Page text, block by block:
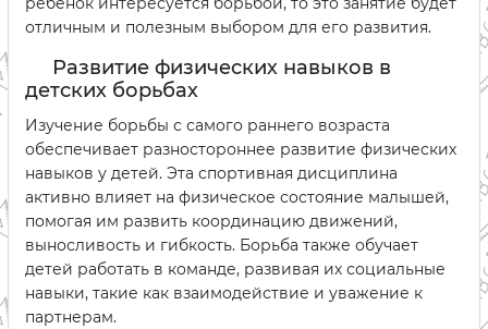
отличным и полезным выбором для его развития.
Развитие физических навыков в
детских борьбах
Изучение борьбы с самого раннего возраста
обеспечивает разностороннее развитие физических
навыков у детей. Эта спортивная дисциплина
активно влияет на физическое состояние малышей,
помогая им развить координацию движений,
выносливость и гибкость. Борьба также обучает
детей работать в команде, развивая их социальные
навыки, такие как взаимодействие и уважение к
партнерам.